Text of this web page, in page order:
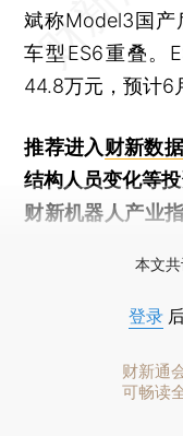
斌称Model3国产
车型ES6重叠。
44.8万元，预计6
推荐进入财新数
结构人员变化等投
财新机器人产业
本文
登录
财新通
可畅读